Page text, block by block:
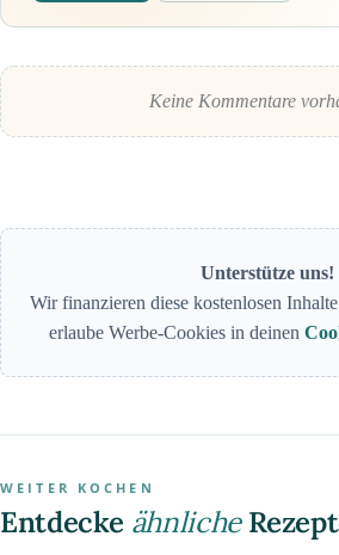
Keine Kommentare
Unterstütze uns!
Wir finanzieren diese kostenlosen
erlaube Werbe-Cookies in deinen
WEITER KOCHEN
Entdecke ähnliche